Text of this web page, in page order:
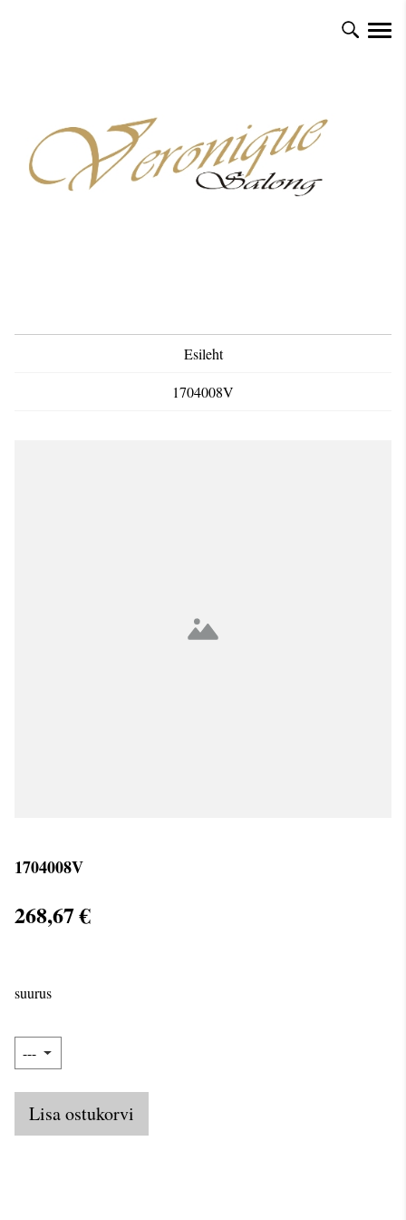
Esileht
1704008V
1704008V
268,67 €
suurus
Lisa ostukorvi